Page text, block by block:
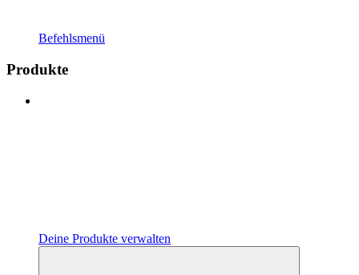
Befehlsmenü
Produkte
Deine Produkte verwalten